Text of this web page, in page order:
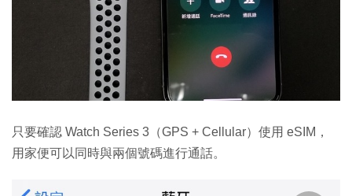
只要確認 Watch Series 3（GPS + Cellular）使用 eSIM，
用家便可以同時與兩個號碼進行通話。